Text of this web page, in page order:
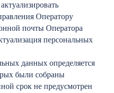
Оператору
почты Оператора
персональных
данных определяется
были собраны
срок не предусмотрен